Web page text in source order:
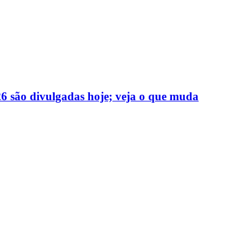
são divulgadas hoje; veja o que muda